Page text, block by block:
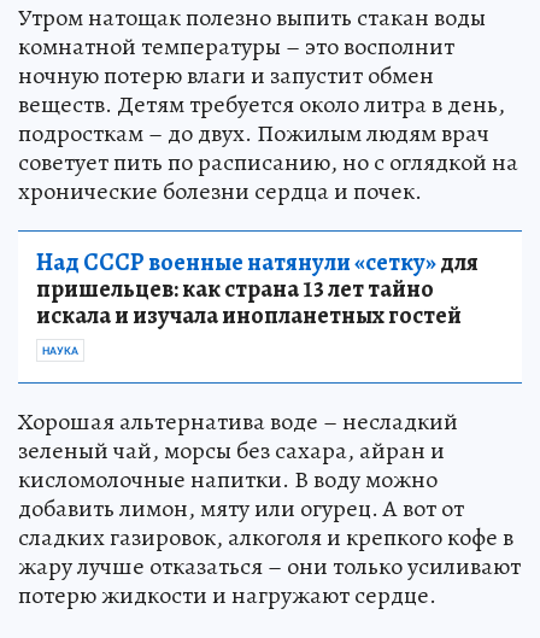
Утром натощак полезно выпить стакан воды
комнатной температуры – это восполнит
ночную потерю влаги и запустит обмен
веществ. Детям требуется около литра в день,
подросткам – до двух. Пожилым людям врач
советует пить по расписанию, но с оглядкой на
хронические болезни сердца и почек.
Над СССР военные натянули «сетку»для
пришельцев: как страна 13 лет тайно
искала и изучала инопланетных гостей
НАУКА
Хорошая альтернатива воде – несладкий
зеленый чай, морсы без сахара, айран и
кисломолочные напитки. В воду можно
добавить лимон, мяту или огурец. А вот от
сладких газировок, алкоголя и крепкого кофе в
жару лучше отказаться – они только усиливают
потерю жидкости и нагружают сердце.